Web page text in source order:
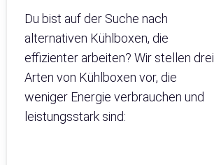
Du bist auf der Suche nach
alternativen Kühlboxen, die
effizienter arbeiten? Wir stellen drei
Arten von Kühlboxen vor, die
weniger Energie verbrauchen und
leistungsstark sind: